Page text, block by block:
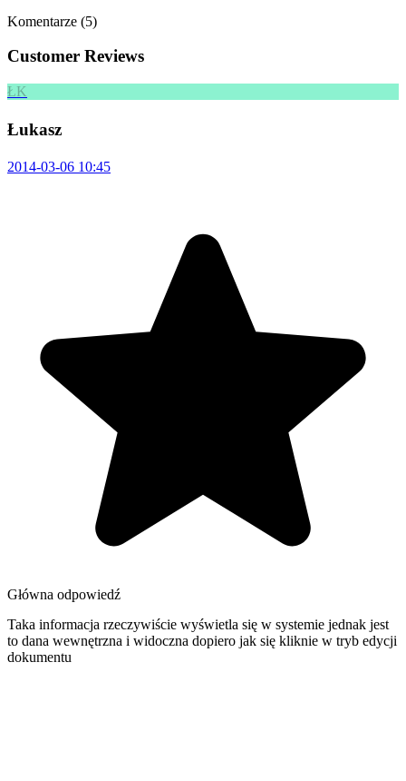
Komentarze (5)
Customer Reviews
ŁK
Łukasz
2014-03-06 10:45
Główna odpowiedź
Taka informacja rzeczywiście wyświetla się w systemie jednak jest
to dana wewnętrzna i widoczna dopiero jak się kliknie w tryb edycji
dokumentu